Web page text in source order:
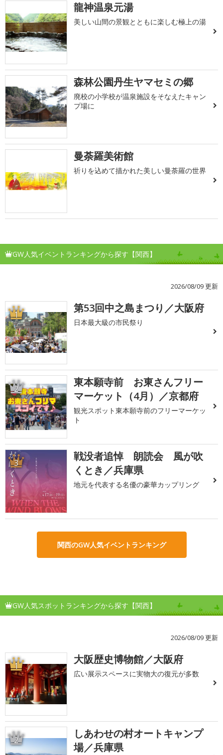
龍神温泉元湯
美しい山間の景観とともに楽しむ極上の湯
森林公園丹生ヤマセミの郷
廃校の小学校が温泉施設をそなえたキャン
プ場に
曼荼羅美術館
祈りを込めて描かれた美しい曼荼羅の世界
GW人気イベントランキングから探す【関西】
2026/08/09 更新
1 第53回中之島まつり／大阪府
日本最大級の市民祭り
2
東本願寺前 お東さんフリー
マーケット（4月）／京都府
観光スポット東本願寺前のフリーマーケッ
ト
3
戦没者追悼 朗読会 風が吹
くとき／兵庫県
地元を代表する名優の豪華カップリング
関西のGW人気イベントランキング
GW人気スポットランキングから探す【関西】
2026/08/09 更新
1 大阪歴史博物館／大阪府
広い展示スペースに実物大の復元が多数
2
しあわせの村オートキャンプ
場／兵庫県